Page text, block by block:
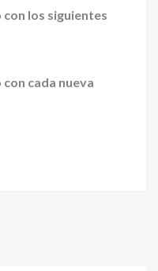
los siguientes
cada nueva